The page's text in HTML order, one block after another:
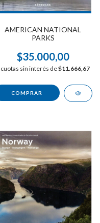
AMERICAN NATIONAL
PARKS
$35.000,00
cuotas sin interés de$11.666,67